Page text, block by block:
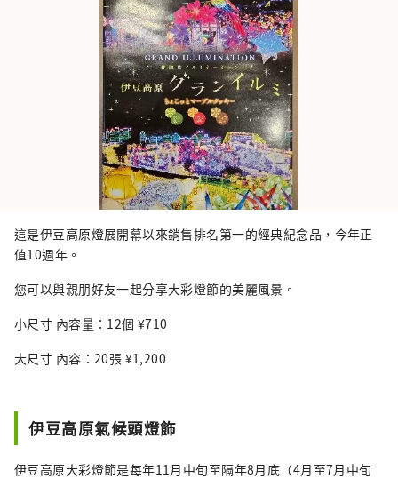
這是伊豆高原燈展開幕以來銷售排名第一的經典紀念品，今年正
值10週年。
您可以與親朋好友一起分享大彩燈節的美麗風景。
小尺寸 內容量：12個 ¥710
大尺寸 內容：20張 ¥1,200
伊豆高原氣候頭燈飾
伊豆高原大彩燈節是每年11月中旬至隔年8月底（4月至7月中旬